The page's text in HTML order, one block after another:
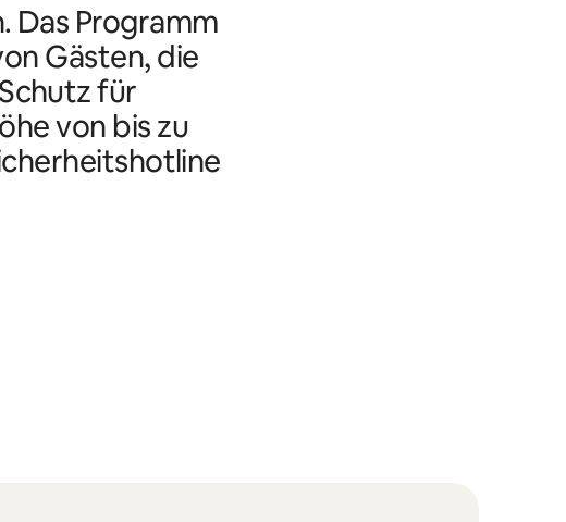
Das Programm
Gästen, die
für
von bis zu